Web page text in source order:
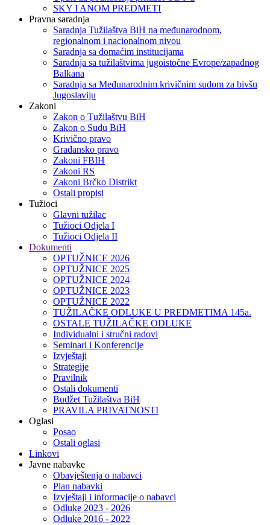
SKY I ANOM PREDMETI
Pravna saradnja
Saradnja Tužilaštva BiH na međunarodnom,
regionalnom i nacionalnom nivou
Saradnja sa domaćim institucijama
Saradnja sa tužilaštvima jugoistočne Evrope/zapadnog
Balkana
Saradnja sa Međunarodnim krivičnim sudom za bivšu
Jugoslaviju
Zakoni
Zakon o Тužilaštvu BiH
Zakon o Sudu BiH
Krivično pravo
Građansko pravo
Zakoni FBIH
Zakoni RS
Zakoni Brčko Distrikt
Ostali propisi
Tužioci
Glavni tužilac
Tužioci Odjela I
Tužioci Odjela II
Dokumenti
OPTUŽNICE 2026
OPTUŽNICE 2025
OPTUŽNICE 2024
OPTUŽNICE 2023
OPTUŽNICE 2022
TUŽILAČKE ODLUKE U PREDMETIMA 145a.
OSTALE TUŽILAČKE ODLUKE
Individualni i stručni radovi
Seminari i Konferencije
Izvještaji
Strategije
Pravilnik
Ostali dokumenti
Budžet Tužilaštva BiH
PRAVILA PRIVATNOSTI
Oglasi
Posao
Ostali oglasi
Linkovi
Javne nabavke
Obavještenja o nabavci
Plan nabavki
Izvještaji i informacije o nabavci
Odluke 2023 - 2026
Odluke 2016 - 2022